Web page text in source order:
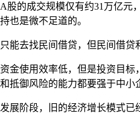
的成交规模仅有约31万亿
也是微不足道的。
去找民间借贷，但民间借贷
金使用效率低，但是投资目
抵御风险的能力都要强于中小
展阶段，旧的经济增长模式